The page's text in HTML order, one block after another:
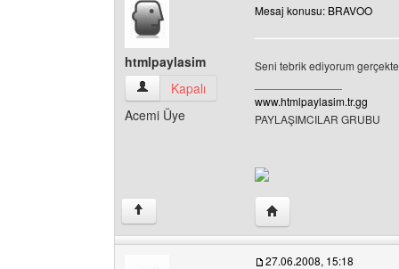
htmlpaylasim
htmlpaylasim Kullanıcının profilini görüntüle
Kapalı
Acemi Üye
Mesaj konusu: BRAVOO
Seni tebrik ediyorum
www.htmlpaylasim.tr.gg
PAYLAŞIMCILAR GRUBU
↑ Yazarın web sitesini
27.06.2008, 15:18